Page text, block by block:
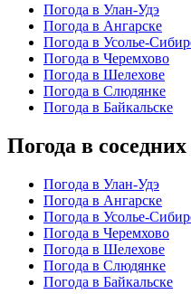
Погода в Улан-Удэ
Погода в Ангарске
Погода в Усолье-
Погода в Черемхово
Погода в Шелехове
Погода в Слюдянке
Погода в Байкальске
Погода в соседних
Погода в Улан-Удэ
Погода в Ангарске
Погода в Усолье-
Погода в Черемхово
Погода в Шелехове
Погода в Слюдянке
Погода в Байкальске